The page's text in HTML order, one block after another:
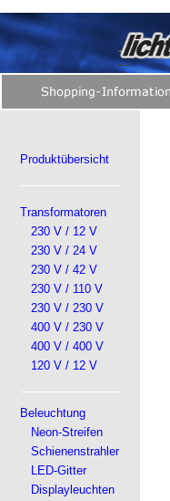
Produktübersicht
Transformatoren
230 V / 12 V
230 V / 24 V
230 V / 42 V
230 V / 110 V
230 V / 230 V
400 V / 230 V
400 V / 400 V
120 V / 12 V
Beleuchtung
Neon-Streifen
Schienenstrahler
LED-Gitter
Displayleuchten